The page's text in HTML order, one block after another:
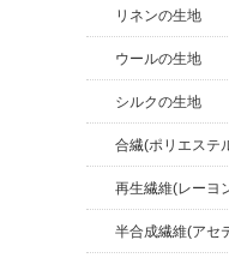
リネンの生地
ウールの生地
シルクの生地
合繊(ポリエステ
再生繊維(レーヨ
半合成繊維(アセ